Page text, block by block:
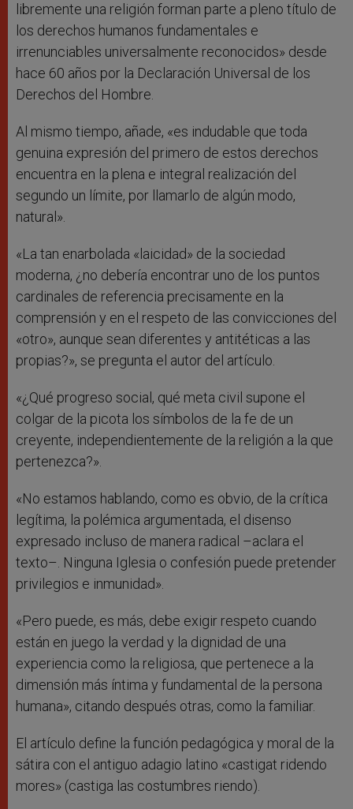
libremente una religión forman parte a pleno título de
los derechos humanos fundamentales e
irrenunciables universalmente reconocidos» desde
hace 60 años por la Declaración Universal de los
Derechos del Hombre.
Al mismo tiempo, añade, «es indudable que toda
genuina expresión del primero de estos derechos
encuentra en la plena e integral realización del
segundo un límite, por llamarlo de algún modo,
natural».
«La tan enarbolada «laicidad» de la sociedad
moderna, ¿no debería encontrar uno de los puntos
cardinales de referencia precisamente en la
comprensión y en el respeto de las convicciones del
«otro», aunque sean diferentes y antitéticas a las
propias?», se pregunta el autor del artículo.
«¿Qué progreso social, qué meta civil supone el
colgar de la picota los símbolos de la fe de un
creyente, independientemente de la religión a la que
pertenezca?».
«No estamos hablando, como es obvio, de la crítica
legítima, la polémica argumentada, el disenso
expresado incluso de manera radical –aclara el
texto–. Ninguna Iglesia o confesión puede pretender
privilegios e inmunidad».
«Pero puede, es más, debe exigir respeto cuando
están en juego la verdad y la dignidad de una
experiencia como la religiosa, que pertenece a la
dimensión más íntima y fundamental de la persona
humana», citando después otras, como la familiar.
El artículo define la función pedagógica y moral de la
sátira con el antiguo adagio latino «castigat ridendo
mores» (castiga las costumbres riendo).